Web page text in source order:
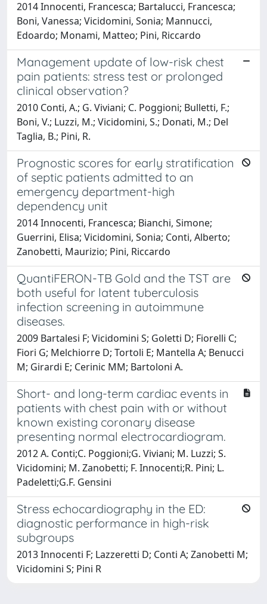
2014 Innocenti, Francesca; Bartalucci, Francesca;
Boni, Vanessa; Vicidomini, Sonia; Mannucci,
Edoardo; Monami, Matteo; Pini, Riccardo
Management update of low-risk chest
pain patients: stress test or prolonged
clinical observation?
2010 Conti, A.; G. Viviani; C. Poggioni; Bulletti, F.;
Boni, V.; Luzzi, M.; Vicidomini, S.; Donati, M.; Del
Taglia, B.; Pini, R.
Prognostic scores for early stratification
of septic patients admitted to an
emergency department-high
dependency unit
2014 Innocenti, Francesca; Bianchi, Simone;
Guerrini, Elisa; Vicidomini, Sonia; Conti, Alberto;
Zanobetti, Maurizio; Pini, Riccardo
QuantiFERON-TB Gold and the TST are
both useful for latent tuberculosis
infection screening in autoimmune
diseases.
2009 Bartalesi F; Vicidomini S; Goletti D; Fiorelli C;
Fiori G; Melchiorre D; Tortoli E; Mantella A; Benucci
M; Girardi E; Cerinic MM; Bartoloni A.
Short- and long-term cardiac events in
patients with chest pain with or without
known existing coronary disease
presenting normal electrocardiogram.
2012 A. Conti;C. Poggioni;G. Viviani; M. Luzzi; S.
Vicidomini; M. Zanobetti; F. Innocenti;R. Pini; L.
Padeletti;G.F. Gensini
Stress echocardiography in the ED:
diagnostic performance in high-risk
subgroups
2013 Innocenti F; Lazzeretti D; Conti A; Zanobetti M;
Vicidomini S; Pini R